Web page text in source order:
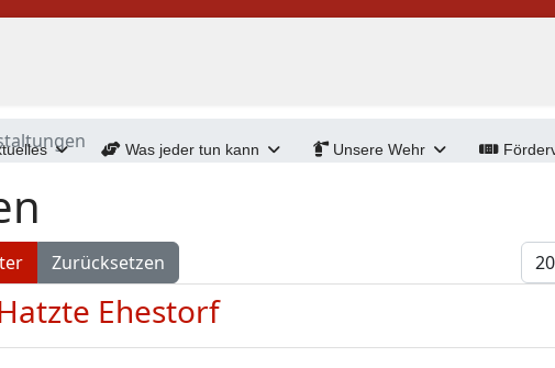
Was jeder tun kann Unsere Wehr
Zurücksetzen
Ehestorf